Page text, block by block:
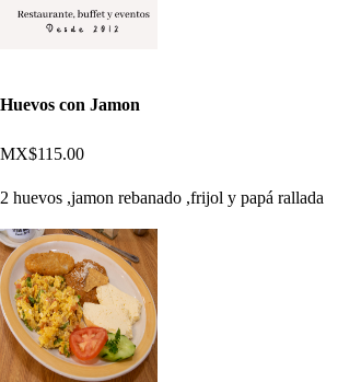
Huevos con Jamon
MX$115.00
2 huevos ,jamon rebanado ,frijol y papá rallada